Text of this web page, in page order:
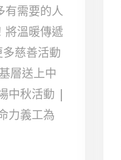
有需要的人
將溫暖傳遞
慈善活動
層送上中
中秋活動 |
力義工為